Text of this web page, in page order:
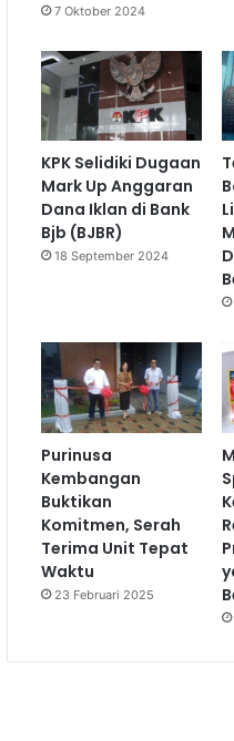
7 Oktober 2024
KPK Selidiki Dugaan
Mark Up Anggaran
Dana Iklan di Bank
Bjb (BJBR)
18 September 2024
Purinusa
Kembangan
Buktikan
Komitmen, Serah
Terima Unit Tepat
Waktu
23 Februari 2025